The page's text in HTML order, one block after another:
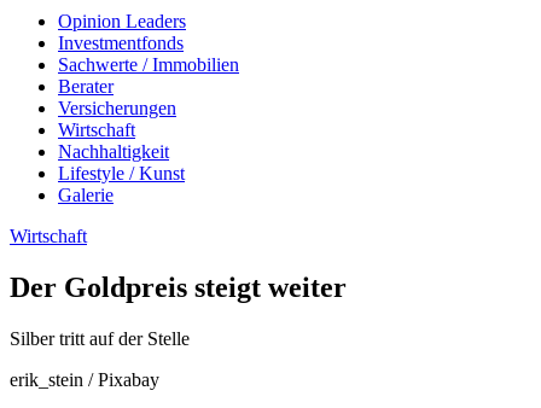
Opinion Leaders
Investmentfonds
Sachwerte / Immobilien
Berater
Versicherungen
Wirtschaft
Nachhaltigkeit
Lifestyle / Kunst
Galerie
Wirtschaft
Der Goldpreis steigt weiter
Silber tritt auf der Stelle
erik_stein / Pixabay